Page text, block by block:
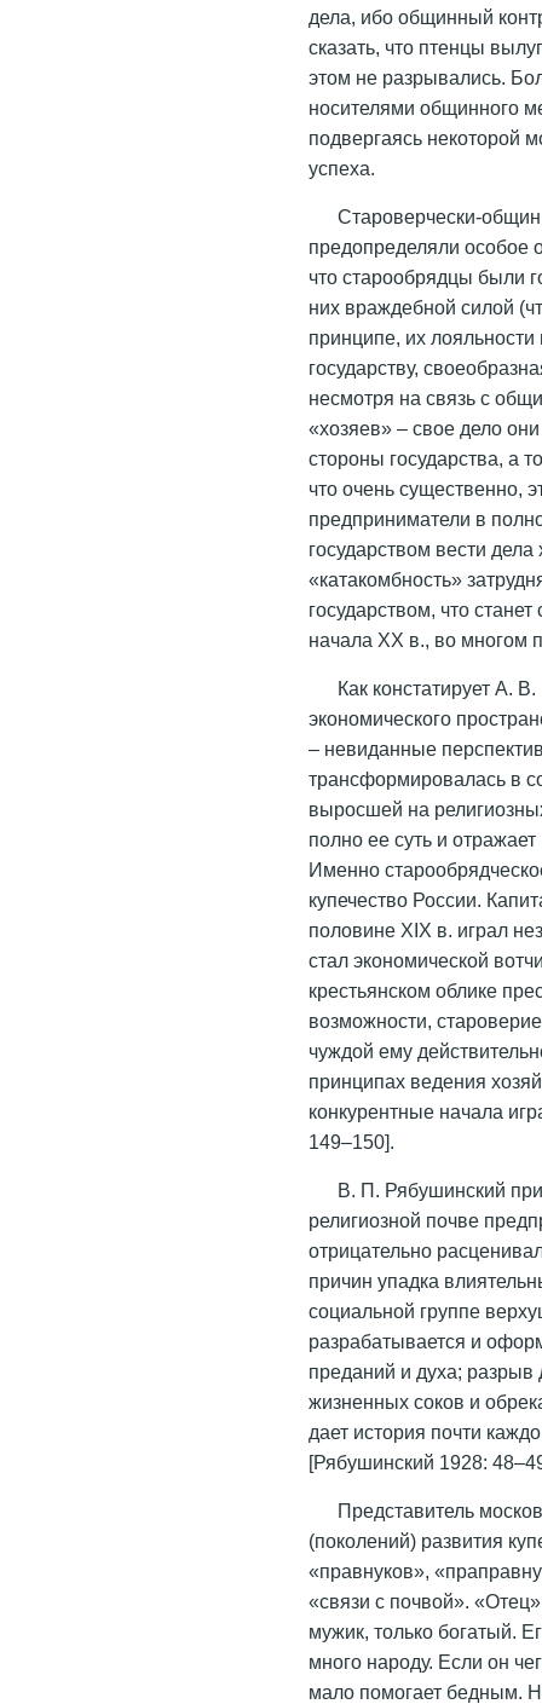
дела, ибо общинный
сказать, что птенцы
этом не разрывались.
носителями общинного
подвергаясь некоторой
успеха.
Староверчески-
предопределяли особое
что старообрядцы были
них враждебной силой
принципе, их
государству,
несмотря на связь с
«хозяев» – свое дело
стороны государства, а
что очень существенно,
предприниматели в
государством вести
«катакомбность»
государством, что
начала XX в., во
Как констатирует А.
экономического
– невиданные
трансформировалась в
выросшей на
полно ее суть и
Именно
купечество России.
половине XIX в. играл
стал экономической
крестьянском облике
возможности,
чуждой ему
принципах ведения
конкурентные начала
149–150].
В. П. Рябушинский
религиозной почве
отрицательно
причин упадка
социальной группе
разрабатывается и
преданий и духа; разрыв
жизненных соков и
дает история почти
[Рябушинский 1928:
Представитель
(поколений) развития
«правнуков»,
«связи с почвой».
мужик, только богатый.
много народу. Если он
мало помогает бедным.